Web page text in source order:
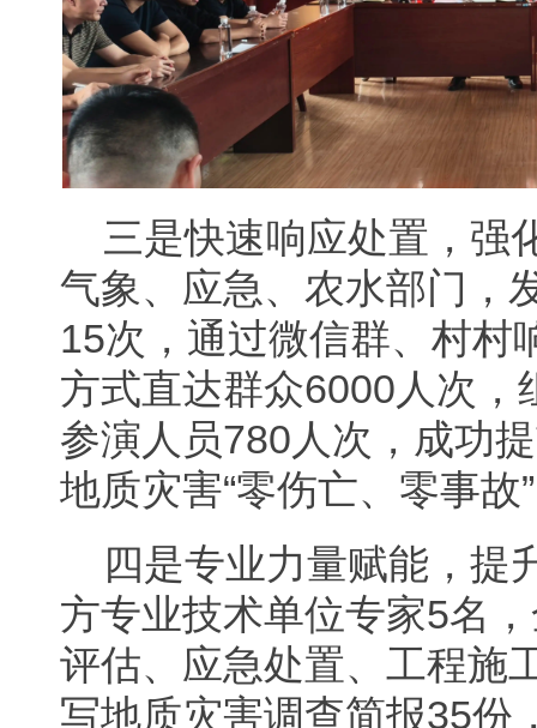
三是快速响应处置，强
气象、应急、农水部门，
15次，通过微信群、村村
方式直达群众6000人次
参演人员780人次，成功
地质灾害“零伤亡、零事故
四是专业力量赋能，提
方专业技术单位专家5名
评估、应急处置、工程施
写地质灾害调查简报35份